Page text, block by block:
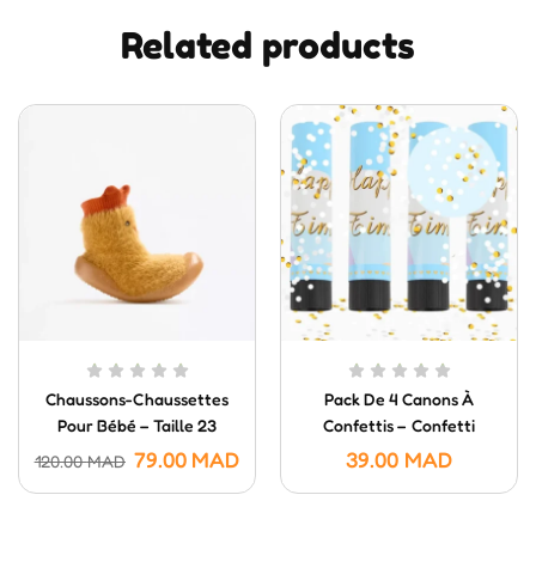
Related products
Chaussons-Chaussettes
Pour Bébé – Taille 23
120.00MAD 79.00 MAD
Pack De 4 Canons À
Confettis – Confetti
Poppers (20 Cm)
39.00 MAD